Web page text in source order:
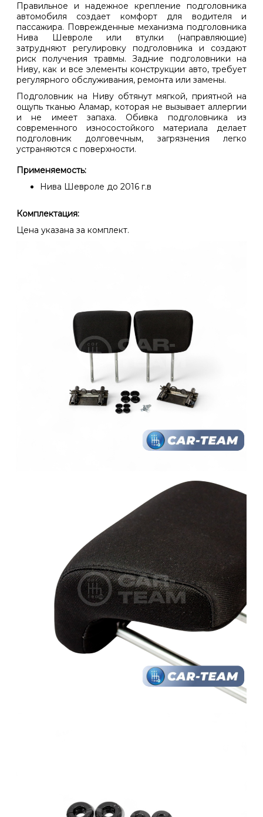
Правильное и надежное крепление подголовника
автомобиля создает комфорт для водителя и
пассажира. Поврежденные механизма подголовника
Нива Шевроле или втулки (направляющие)
затрудняют регулировку подголовника и создают
риск получения травмы. Задние подголовники на
Ниву, как и все элементы конструкции авто, требует
регулярного обслуживания, ремонта или замены.
Подголовник на Ниву обтянут мягкой, приятной на
ощупь тканью Аламар, которая не вызывает аллергии
и не имеет запаха. Обивка подголовника из
современного износостойкого материала делает
подголовник долговечным, загрязнения легко
устраняются с поверхности.
Применяемость:
Нива Шевроле до 2016 г.в
Комплектация:
Цена указана за комплект.